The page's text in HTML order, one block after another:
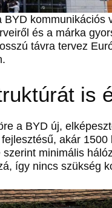
kommunikációs
és a márka
távra tervez
is
a BYD új,
akár
minimális
így nincs szükség